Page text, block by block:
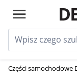
Części samochodowe